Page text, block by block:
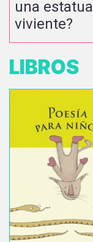
una estatua
viviente?
LIBROS